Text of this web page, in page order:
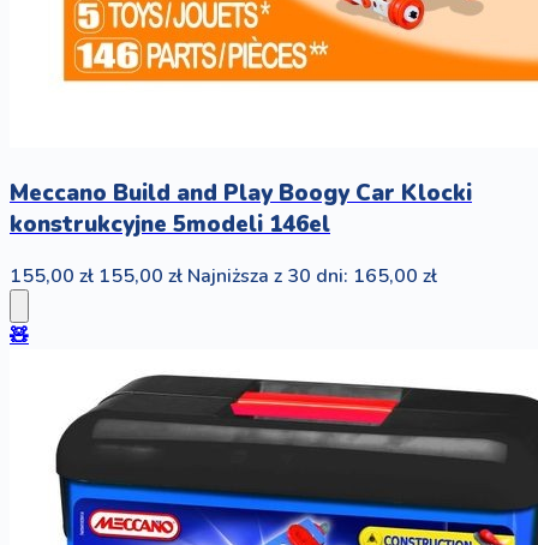
Meccano Build and Play Boogy Car Klocki
konstrukcyjne 5modeli 146el
155,00 zł 155,00 zł Najniższa z 30 dni: 165,00 zł
🧸